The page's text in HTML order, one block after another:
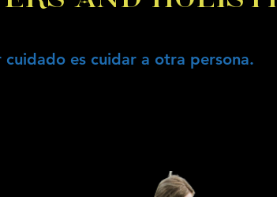
cuidado es cuidar a otra persona.